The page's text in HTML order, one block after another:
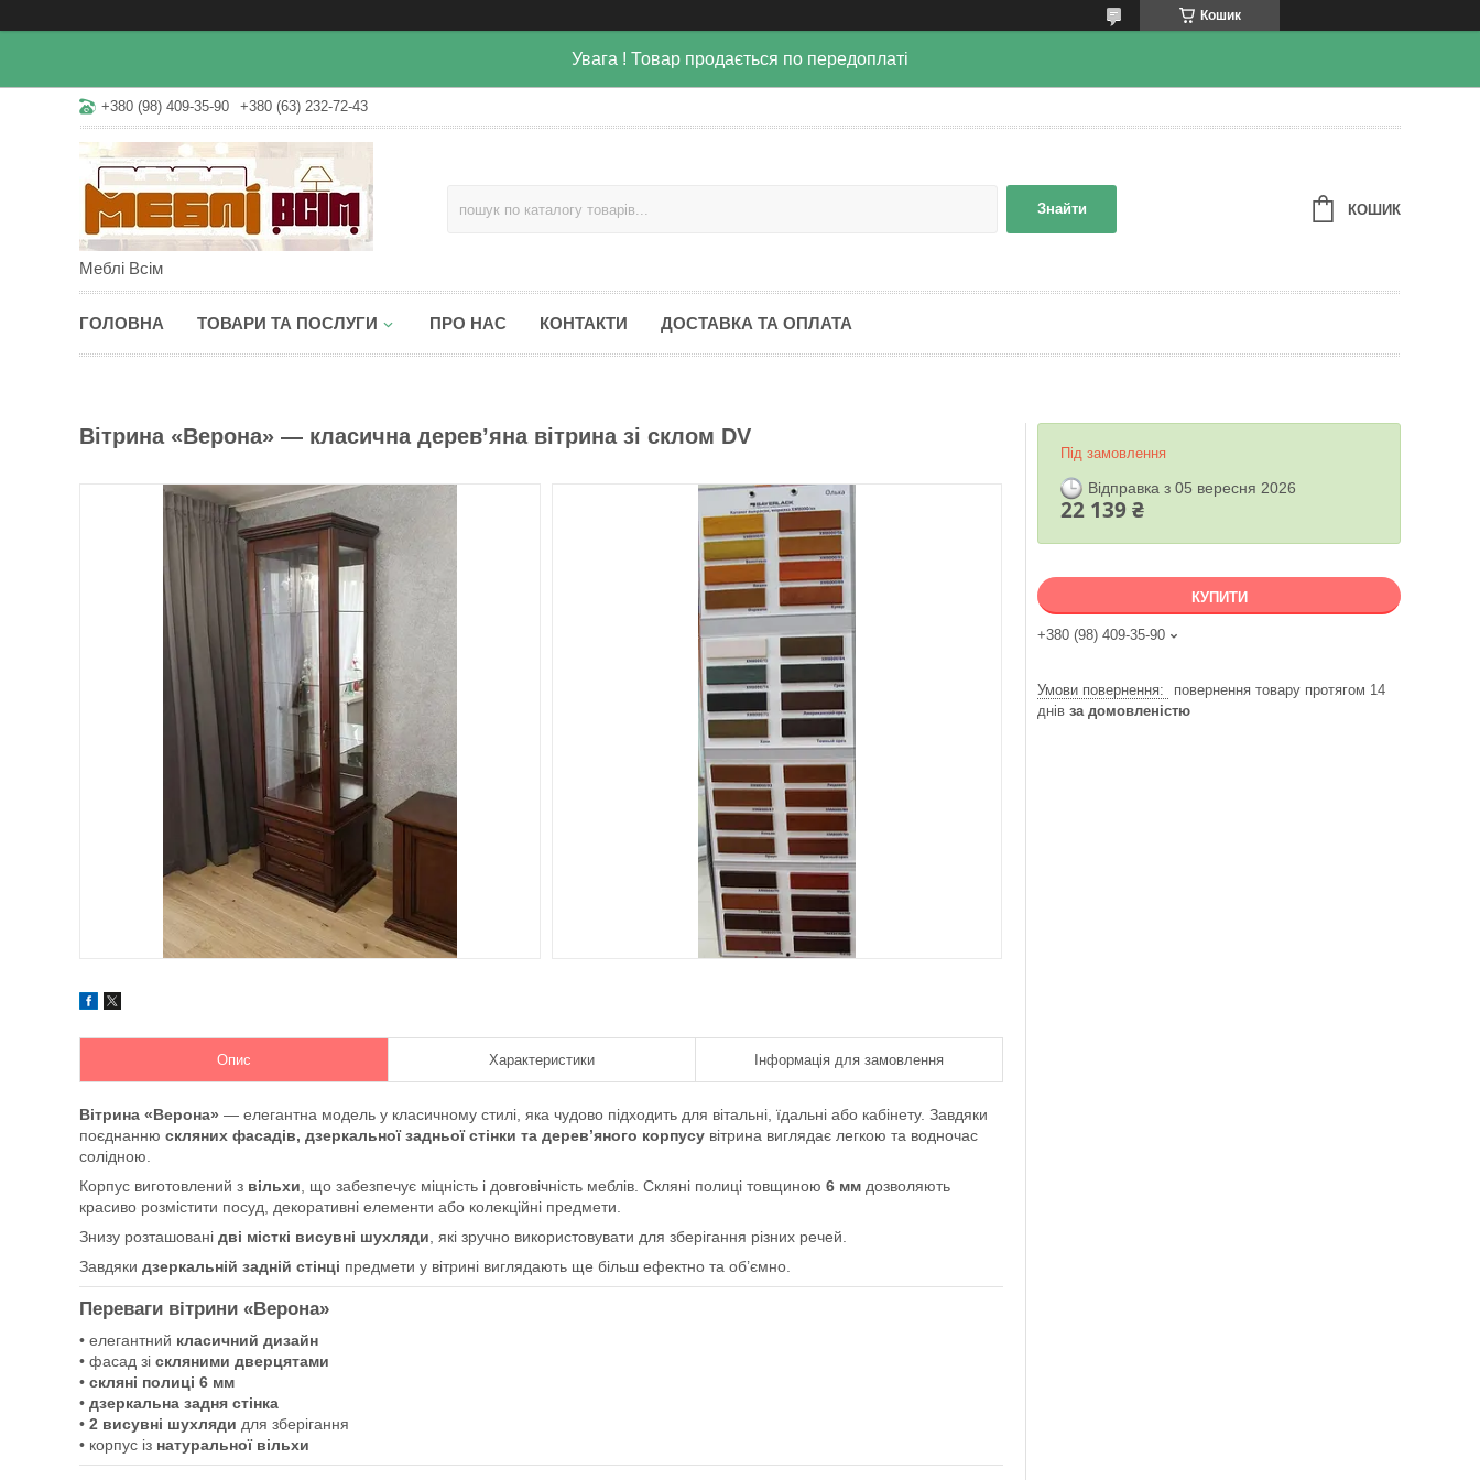
Кошик
Увага ! Товар продається по передоплаті
+380 (98) 409-35-90 +380 (63) 232-72-43
Меблі Всім
Знайти КОШИК
ГОЛОВНА ТОВАРИ ТА ПОСЛУГИ ПРО НАС КОНТАКТИ ДОСТАВКА ТА ОПЛАТА
Вітрина «Верона» — класична дерев’яна вітрина зі склом DV
Опис Характеристики Інформація для замовлення
Вітрина «Верона» — елегантна модель у класичному стилі, яка чудово підходить для вітальні, їдальні або кабінету. Завдяки
поєднанню скляних фасадів, дзеркальної задньої стінки та дерев’яного корпусу вітрина виглядає легкою та водночас
солідною.
Корпус виготовлений з вільхи , що забезпечує міцність і довговічність меблів. Скляні полиці товщиною 6 мм дозволяють
красиво розмістити посуд, декоративні елементи або колекційні предмети.
Знизу розташовані дві місткі висувні шухляди , які зручно використовувати для зберігання різних речей.
Завдяки дзеркальній задній стінці предмети у вітрині виглядають ще більш ефектно та об’ємно.
Переваги вітрини «Верона»
• елегантний класичний дизайн
• фасад зі скляними дверцятами
• скляні полиці 6 мм
• дзеркальна задня стінка
• 2 висувні шухляди для зберігання
• корпус із натуральної вільхи
Під замовлення
Відправка з 05 вересня 2026
22 139 ₴
КУПИТИ
+380 (98) 409-35-90
повернення товару протягом 14
днів за домовленістю